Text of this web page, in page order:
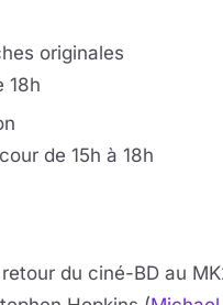
originales
18h
de 15h à 18h
du ciné-BD au